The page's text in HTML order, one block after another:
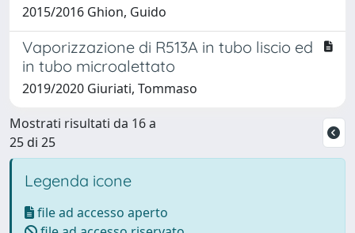
2015/2016 Ghion, Guido
Vaporizzazione di R513A in tubo liscio ed
in tubo microalettato
2019/2020 Giuriati, Tommaso
Mostrati risultati da 16 a
25 di 25
Legenda icone
file ad accesso aperto